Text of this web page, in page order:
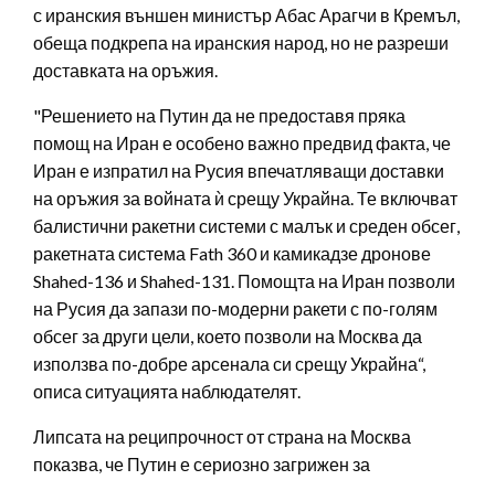
с иранския външен министър Абас Арагчи в Кремъл,
обеща подкрепа на иранския народ, но не разреши
доставката на оръжия.
"Решението на Путин да не предоставя пряка
помощ на Иран е особено важно предвид факта, че
Иран е изпратил на Русия впечатляващи доставки
на оръжия за войната ѝ срещу Украйна. Те включват
балистични ракетни системи с малък и среден обсег,
ракетната система Fath 360 и камикадзе дронове
Shahed-136 и Shahed-131. Помощта на Иран позволи
на Русия да запази по-модерни ракети с по-голям
обсег за други цели, което позволи на Москва да
използва по-добре арсенала си срещу Украйна“,
описа ситуацията наблюдателят.
Липсата на реципрочност от страна на Москва
показва, че Путин е сериозно загрижен за